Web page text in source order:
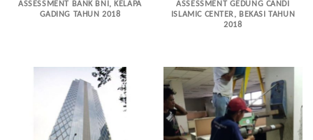
ASSESSMENT BANK BNI, KELAPA
GADING TAHUN 2018
ASSESSMENT GEDUNG CANDI
ISLAMIC CENTER, BEKASI TAHUN
2018